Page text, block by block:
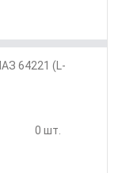
64221 (L-
0 шт.